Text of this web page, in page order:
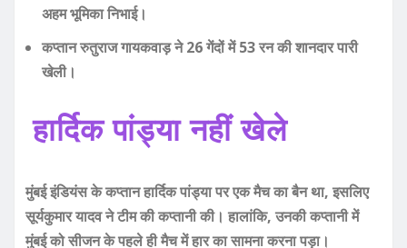
अहम भूमिका निभाई।
कप्तान रुतुराज गायकवाड़ ने 26 गेंदों में 53 रन की शानदार पारी
खेली।
हार्दिक पांड्या नहीं खेले
मुंबई इंडियंस के कप्तान हार्दिक पांड्या पर एक मैच का बैन था, इसलिए
सूर्यकुमार यादव ने टीम की कप्तानी की। हालांकि, उनकी कप्तानी में
मुंबई को सीजन के पहले ही मैच में हार का सामना करना पड़ा।